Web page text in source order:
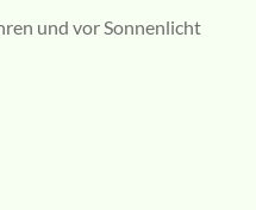
und vor Sonnenlicht